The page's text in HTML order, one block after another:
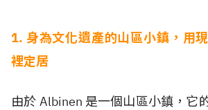
1. 身為文化遺產的山區小鎮，用
裡定居
由於 Albinen 是一個山區小鎮，它